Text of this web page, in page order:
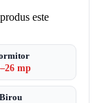
este
mp
Birou